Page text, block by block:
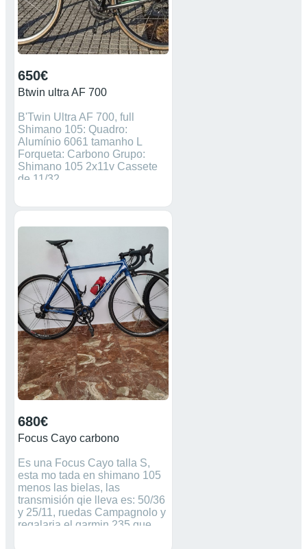
650€
Btwin ultra AF 700
B'Twin Ultra AF 700, full
Shimano 105: Quadro:
Alumínio 6061 tamanho L
Forqueta: Carbono Grupo:
Shimano 105 2x11v Cassete
de 11/32
680€
Focus Cayo carbono
Es una Focus Cayo talla S,
esta mo tada en shimano 105
menos las bielas, las
transmisión qie lleva es: 50/36
y 25/11, ruedas Campagnolo y
regalaria el garmin 235 que